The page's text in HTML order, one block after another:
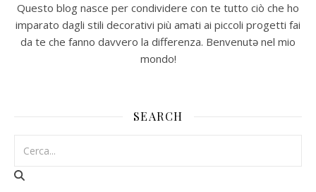
Questo blog nasce per condividere con te tutto ciò che ho
imparato dagli stili decorativi più amati ai piccoli progetti fai
da te che fanno davvero la differenza. Benvenutə nel mio
mondo!
SEARCH